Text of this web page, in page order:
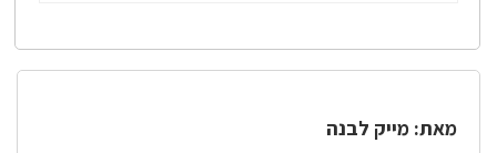
מאת: מייק לבנה